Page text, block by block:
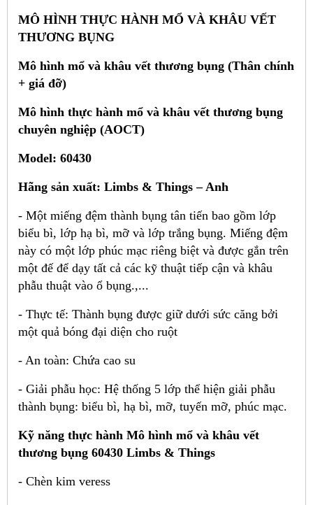
MÔ HÌNH THỰC HÀNH MỔ VÀ KHÂU VẾT
THƯƠNG BỤNG
Mô hình mổ và khâu vết thương bụng (Thân chính
+ giá đỡ)
Mô hình thực hành mổ và khâu vết thương bụng
chuyên nghiệp (AOCT)
Model: 60430
Hãng sản xuất: Limbs & Things – Anh
- Một miếng đệm thành bụng tân tiến bao gồm lớp
biểu bì, lớp hạ bì, mỡ và lớp trắng bụng. Miếng đệm
này có một lớp phúc mạc riêng biệt và được gắn trên
một đế để dạy tất cả các kỹ thuật tiếp cận và khâu
phẫu thuật vào ổ bụng.,...
- Thực tế: Thành bụng được giữ dưới sức căng bởi
một quả bóng đại diện cho ruột
- An toàn: Chứa cao su
- Giải phẫu học: Hệ thống 5 lớp thể hiện giải phẫu
thành bụng: biểu bì, hạ bì, mỡ, tuyến mỡ, phúc mạc.
Kỹ năng thực hành Mô hình mổ và khâu vết
thương bụng 60430 Limbs & Things
- Chèn kim veress